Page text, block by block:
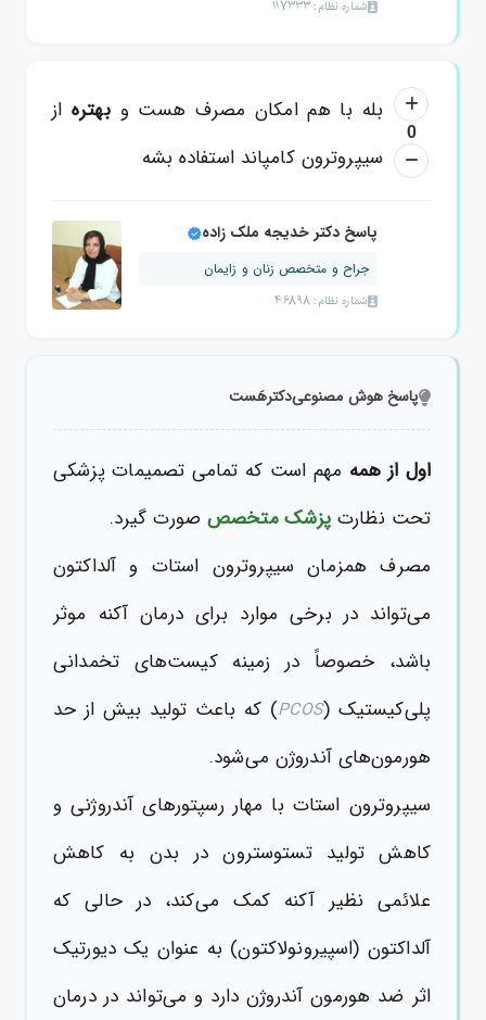
شماره نظام: 117333
0
بله با هم امکان مصرف هست وبهترهاز
سیپروترون کامپاند استفاده بشه
پاسخ دکتر خدیجه ملک زاده
جراح و متخصص زنان و زایمان
شماره نظام: 46898
پاسخ هوش مصنوعیدکترهَست
اول از همه مهم است که تمامی تصمیمات پزشکی
تحت نظارت پزشک متخصص صورت گیرد.
مصرف همزمان سیپروترون استات و آلداکتون
می‌تواند در برخی موارد برای درمان آکنه موثر
باشد، خصوصاً در زمینه کیست‌های تخمدانی
پلی‌کیستیک (PCOS) که باعث تولید بیش از حد
هورمون‌های آندروژن می‌شود.
سیپروترون استات با مهار رسپتورهای آندروژنی و
کاهش تولید تستوسترون در بدن به کاهش
علائمی نظیر آکنه کمک می‌کند، در حالی که
آلداکتون (اسپیرونولاکتون) به عنوان یک دیورتیک
اثر ضد هورمون آندروژن دارد و می‌تواند در درمان